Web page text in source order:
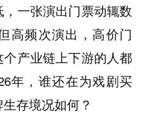
一张演出门票动辄数
高频次演出，高价门
产业链上下游的人都
年，谁还在为戏剧买
存境况如何？